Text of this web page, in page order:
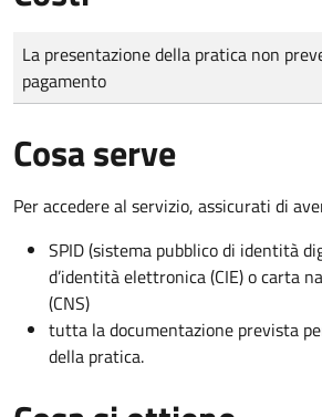
Tipo di pagamento
Importo
La presentazione della pratica non
pagamento
Cosa serve
Per accedere al servizio, assicurati di
SPID (sistema pubblico di identità
d’identità elettronica (CIE) o carta
(CNS)
tutta la documentazione prevista
della pratica.